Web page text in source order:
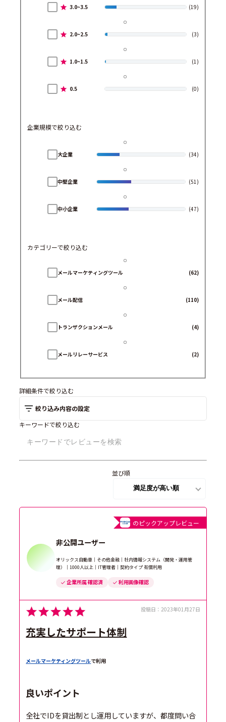
3.0~3.5 (19)
2.0~2.5 (3)
1.0~1.5 (1)
0.5 (0)
企業規模で絞り込む
大企業 (34)
中堅企業 (51)
中小企業 (47)
カテゴリーで絞り込む
メールマーケティングツール (62)
メール配信 (110)
トランザクションメール (4)
メールリレーサービス (2)
詳細条件で絞り込む
絞り込み内容の設定
キーワードで絞り込む
並び順
のピックアップレビュー
非公開ユーザー
オリックス自動車｜その他金融｜社内情報システム（開発・運用管
理）｜1000人以上｜IT管理者｜契約タイプ 有償利用
企業所属 確認済 利用画像確認
投稿日： 2023年01月27日
充実したサポート体制
メールマーケティングツールで利用
良いポイント
全社でIDを貸出制とし運用していますが、都度問い合